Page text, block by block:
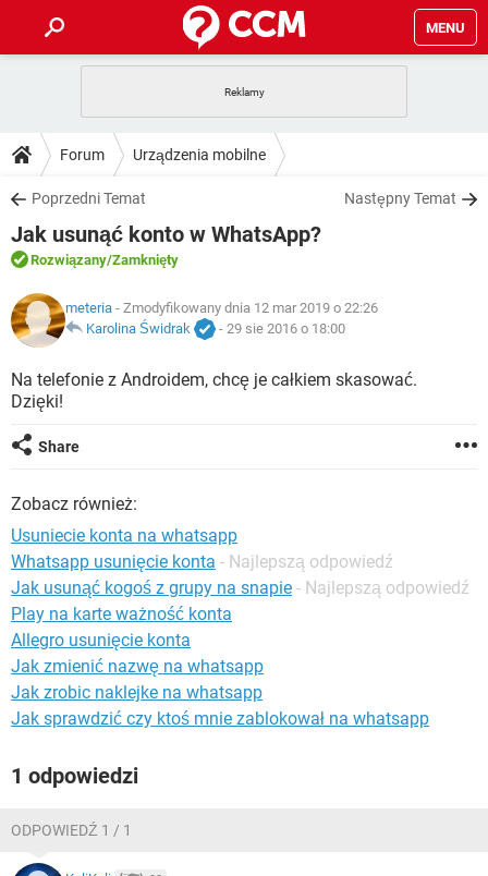
MENU
GRY WHATSAPP
SPOTIFY
INSTAGRAM FACEBOOK
WINDOWS 10
PORADY
PlayStation TIKTOK
SPOTIFY
INSTAGRAM
WINDOWS 10
DO POBRANIA
ANDROID TIKTOK
GRY
IOS NETFLIX
INSTAGRAM
WINDOWS 10
FORUM
COVID-19
GRY WHATSAPP
INSTAGRAM
WINDOWS 10
ARTYKUŁY
COVID-19
GRY WHATSAPP
INSTAGRAM
WINDOWS 10
Forum Urządzenia mobilne
Poprzedni Temat Następny Temat
Jak usunąć konto w WhatsApp?
Rozwiązany/Zamknięty
meteria - Zmodyfikowany dnia 12 mar 2019 o 22:26
Karolina Świdrak
- 29 sie 2016 o 18:00
Na telefonie z Androidem, chcę je całkiem skasować.
Dzięki!
Share
Zobacz również:
Usuniecie konta na whatsapp
Whatsapp usunięcie konta - Najlepszą odpowiedź
Jak usunąć kogoś z grupy na snapie - Najlepszą odpowiedź
Play na karte ważność konta
Allegro usunięcie konta
Jak zmienić nazwę na whatsapp
Jak zrobic naklejke na whatsapp
Jak sprawdzić czy ktoś mnie zablokował na whatsapp
1 odpowiedzi
ODPOWIEDŹ 1 / 1